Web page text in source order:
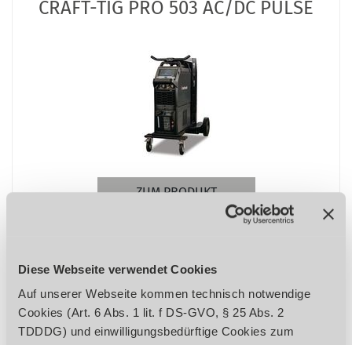
Diese Webseite verwendet Cookies
Auf unserer Webseite kommen technisch notwendige
Cookies (Art. 6 Abs. 1 lit. f DS-GVO, § 25 Abs. 2
TDDDG) und einwilligungsbedürftige Cookies zum
CRAFT-TIG PRO 503 AC/DC PULSE
ZUM PRODUKT